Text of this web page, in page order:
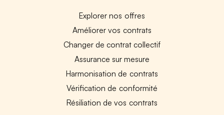
Explorer nos offres
Améliorer vos contrats
Changer de contrat collectif
Assurance sur mesure
Harmonisation de contrats
Vérification de conformité
Résiliation de vos contrats